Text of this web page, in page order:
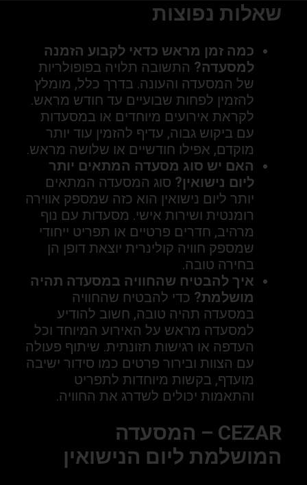
שאלות נפוצות
כמה זמן מראש כדאי לקבוע הזמנה
למסעדה? התשובה תלויה בפופולריות
של המסעדה והעונה. בדרך כלל, מומלץ
להזמין לפחות שבועיים עד חודש מראש.
לקראת אירועים מיוחדים או במסעדות
עם ביקוש גבוה, עדיף להזמין עוד יותר
מוקדם, אפילו חודשיים או שלושה מראש.
האם יש סוג מסעדה המתאים יותר
ליום נישואין? סוג המסעדה המתאים
יותר ליום נישואין הוא כזה שמספק אווירה
רומנטית ושירות אישי. מסעדות עם נוף
מרהיב, חדרים פרטיים או תפריט ייחודי
שמספק חוויה קולינרית יוצאת דופן הן
בחירה טובה.
איך להבטיח שהחוויה במסעדה תהיה
מושלמת? כדי להבטיח שהחוויה
במסעדה תהיה טובה, חשוב להודיע
למסעדה מראש על האירוע המיוחד וכל
העדפה או רגישות תזונתית. שיתוף פעולה
עם הצוות ובירור פרטים כמו סידור ישיבה
מועדף, בקשות מיוחדות לתפריט
והתאמות יכולים לשדרג את החוויה.
CEZAR – המסעדה
המושלמת ליום הנישואין